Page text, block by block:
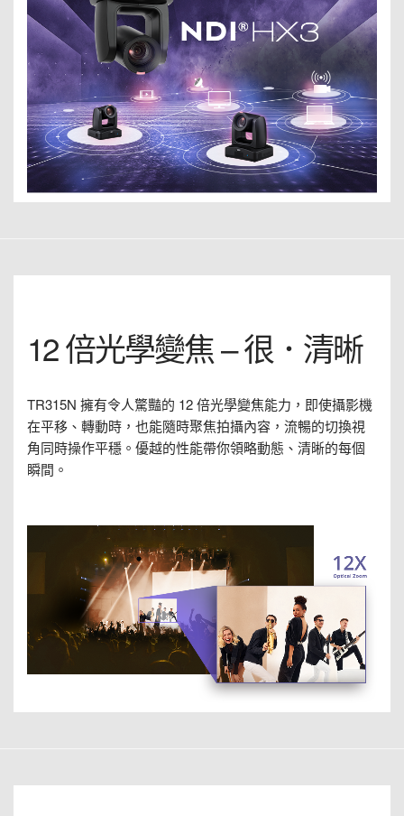
12 倍光學變焦 – 很．清晰
TR315N 擁有令人驚豔的 12 倍光學變焦能力，即使攝影機
在平移、轉動時，也能隨時聚焦拍攝內容，流暢的切換視
角同時操作平穩。優越的性能帶你領略動態、清晰的每個
瞬間。